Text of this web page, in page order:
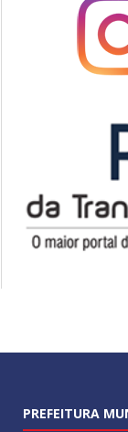
PREFEITURA